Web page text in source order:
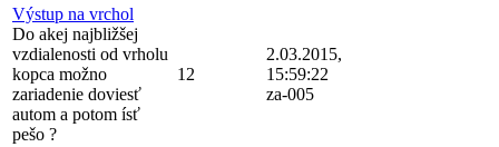
Výstup na vrchol
Do akej najbližšej
vzdialenosti od vrholu
kopca možno
zariadenie doviesť
autom a potom ísť
pešo ?
12
2.03.2015,
15:59:22
za-005